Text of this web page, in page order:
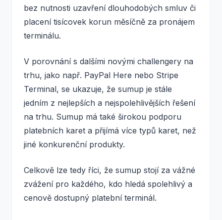
bez nutnosti uzavření dlouhodobých smluv či
placení tisícovek korun měsíčně za pronájem
terminálu.
V porovnání s dalšími novými challengery na
trhu, jako např. PayPal Here nebo Stripe
Terminal, se ukazuje, že sumup je stále
jedním z nejlepších a nejspolehlivějších řešení
na trhu. Sumup má také širokou podporu
platebních karet a přijímá více typů karet, než
jiné konkurenční produkty.
Celkově lze tedy říci, že sumup stojí za vážné
zvážení pro každého, kdo hledá spolehlivý a
cenově dostupný platební terminál.